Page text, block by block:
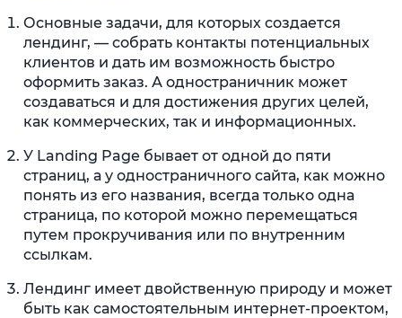
Основные задачи, для которых создается
лендинг, — собрать контакты потенциальных
клиентов и дать им возможность быстро
оформить заказ. А одностраничник может
создаваться и для достижения других целей,
как коммерческих, так и информационных.
У Landing Page бывает от одной до пяти
страниц, а у одностраничного сайта, как можно
понять из его названия, всегда только одна
страница, по которой можно перемещаться
путем прокручивания или по внутренним
ссылкам.
Лендинг имеет двойственную природу и может
быть как самостоятельным интернет-проектом,